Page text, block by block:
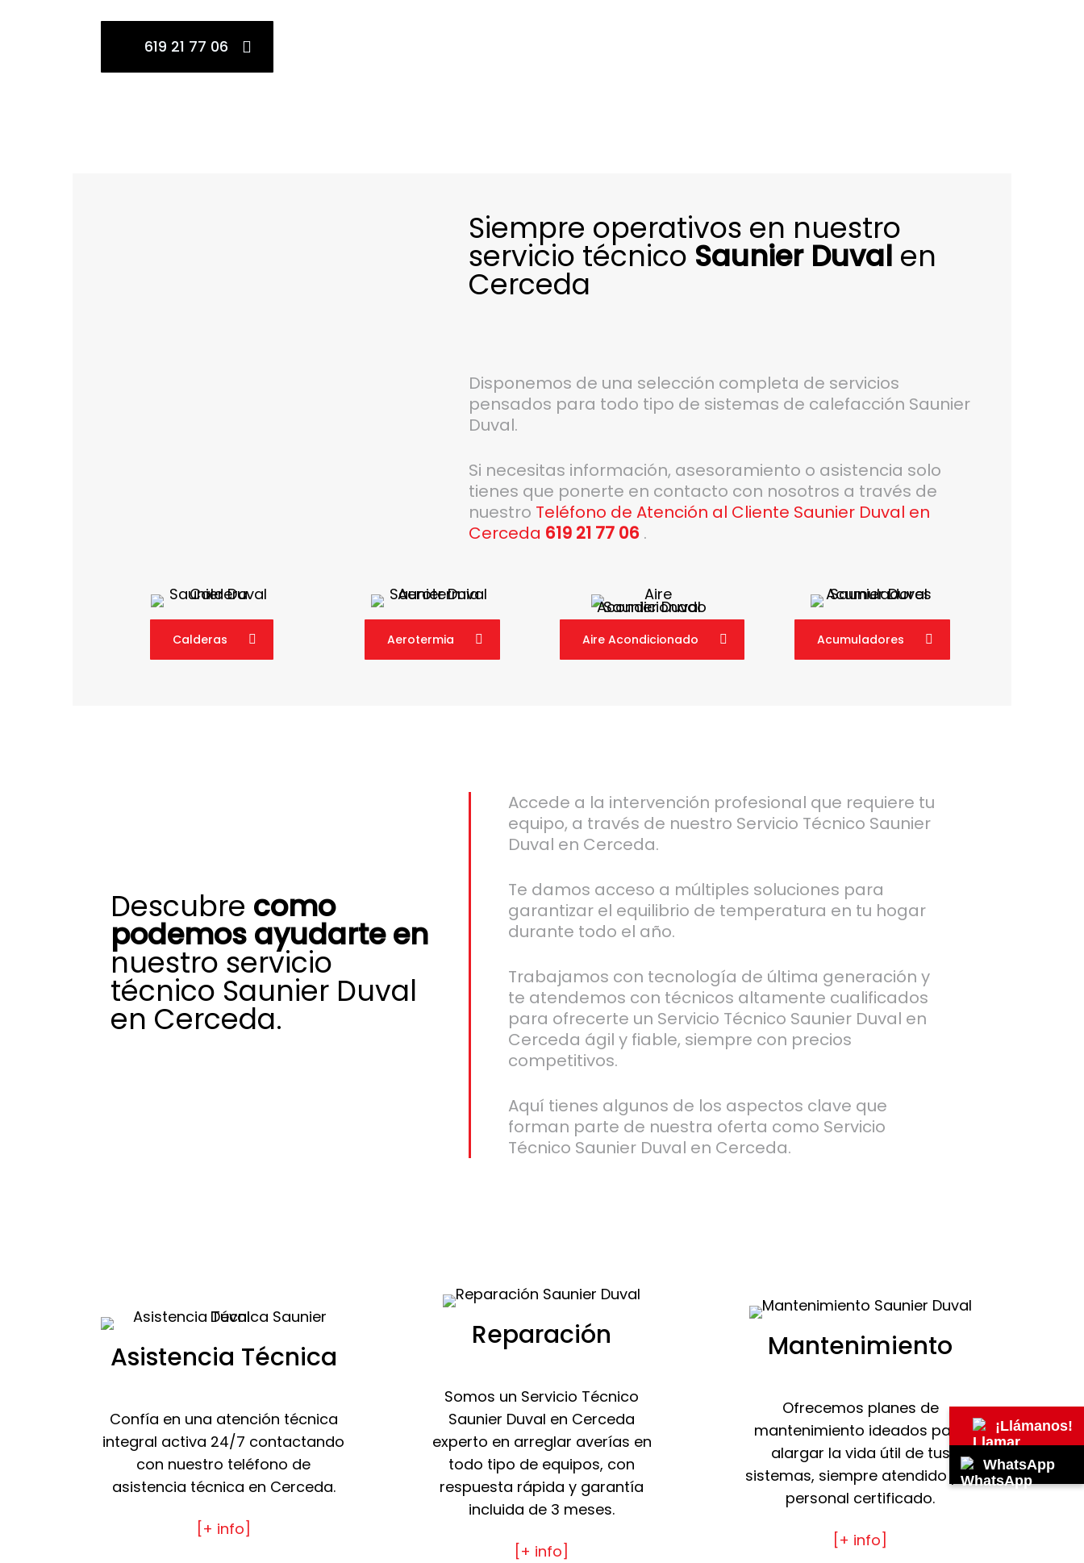
619 21 77 06
Siempre operativos en nuestro
servicio técnico Saunier Duval en
Cerceda
Disponemos de una selección completa de servicios
pensados para todo tipo de sistemas de calefacción Saunier
Duval.
Si necesitas información, asesoramiento o asistencia solo
tienes que ponerte en contacto con nosotros a través de
nuestro Teléfono de Atención al Cliente Saunier Duval en
Cerceda 619 21 77 06 .
Calderas Aerotermia Aire Acondicionado Acumuladores
Descubre como
podemos ayudarte en
nuestro servicio
técnico Saunier Duval
en Cerceda.
Accede a la intervención profesional que requiere tu
equipo, a través de nuestro Servicio Técnico Saunier
Duval en Cerceda.
Te damos acceso a múltiples soluciones para
garantizar el equilibrio de temperatura en tu hogar
durante todo el año.
Trabajamos con tecnología de última generación y
te atendemos con técnicos altamente cualificados
para ofrecerte un Servicio Técnico Saunier Duval en
Cerceda ágil y fiable, siempre con precios
competitivos.
Aquí tienes algunos de los aspectos clave que
forman parte de nuestra oferta como Servicio
Técnico Saunier Duval en Cerceda.
Asistencia Técnica
Confía en una atención técnica
integral activa 24/7 contactando
con nuestro teléfono de
asistencia técnica en Cerceda.
[+ info]
Reparación
Somos un Servicio Técnico
Saunier Duval en Cerceda
experto en arreglar averías en
todo tipo de equipos, con
respuesta rápida y garantía
incluida de 3 meses.
[+ info]
Mantenimiento
Ofrecemos planes de
mantenimiento ideados para
alargar la vida útil de tus
sistemas, siempre atendido por
personal certificado.
[+ info]
¡Llámanos!
WhatsApp